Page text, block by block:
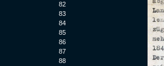
82
83
84
85
86
87
88